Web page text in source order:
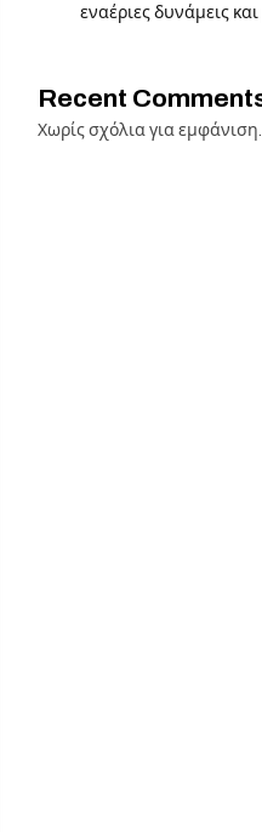
εναέριες δυνάμεις
Recent
Χωρίς σχόλια για εμφάνιση.